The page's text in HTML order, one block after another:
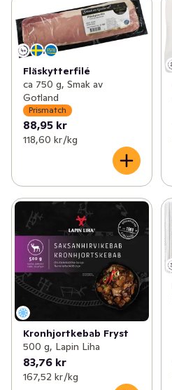
Pålägg (133)
✓ Kyckling & fågel (110)
✓ Korv (154)
✓ Bullar, biffar & nuggets
✓ Bacon & fläsk
(87)
Fläskytterfilé
ca 750 g, Smak av
Gotland
Prismatch
88,95 kr
118,60 kr /kg
Kronhjortkebab Fryst
500 g, Lapin Liha
83,76 kr
167,52 kr /kg